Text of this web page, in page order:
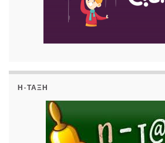
Η-ΤΆΞΗ